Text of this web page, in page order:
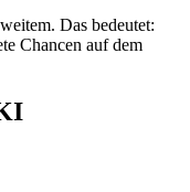
Das bedeutet:
Chancen auf dem